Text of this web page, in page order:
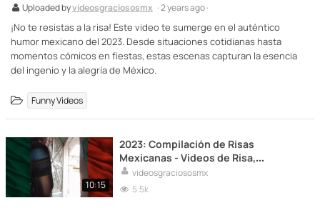
Uploaded byvideosgraciososmx · 2 years ago ·
¡No te resistas a la risa! Este video te sumerge en el auténtico
humor mexicano del 2023. Desde situaciones cotidianas hasta
momentos cómicos en fiestas, estas escenas capturan la esencia
del ingenio y la alegría de México.
Funny Videos
10:15
2023: Compilación de Risas
Mexicanas - Videos de Risa,
Imposible No Reirse
videosgraciososmx
5.5k